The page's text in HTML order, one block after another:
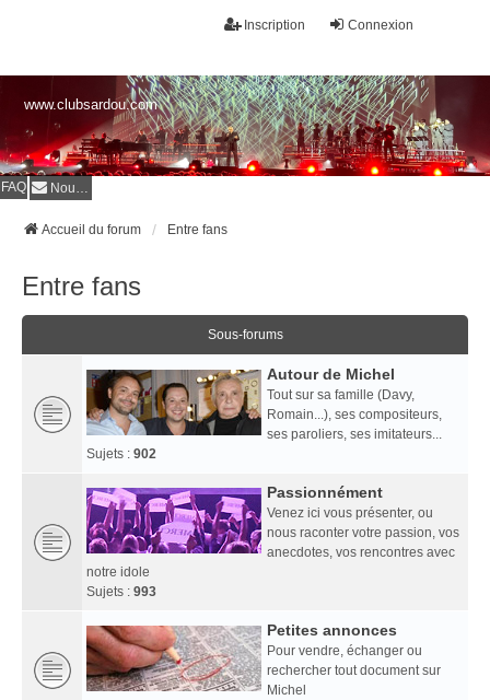
Connexion
Inscription
www.clubsardou.com
FAQ Nous contacter
Accueil du forum Entre fans
Entre fans
Sous-forums
Autour de Michel
Tout sur sa famille (Davy,
Romain...), ses compositeurs,
ses paroliers, ses imitateurs...
Sujets : 902
Passionnément
Venez ici vous présenter, ou
nous raconter votre passion, vos
anecdotes, vos rencontres avec
notre idole
Sujets : 993
Petites annonces
Pour vendre, échanger ou
rechercher tout document sur
Michel